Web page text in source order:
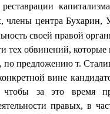
реставра­ции
члены центра Бухарин,
своей правой
тех обвинений,
по предложению т.
вине
за это время
правых, в